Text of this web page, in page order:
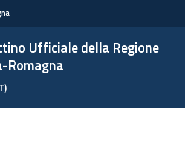
Ufficiale della Regione
Romagna